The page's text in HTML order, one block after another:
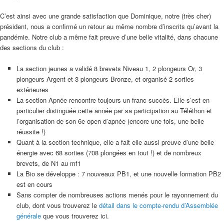
C’est ainsi avec une grande satisfaction que Dominique, notre (très cher)
président, nous a confirmé un retour au même nombre d’inscrits qu’avant la
pandémie. Notre club a même fait preuve d’une belle vitalité, dans chacune
des sections du club :
La section jeunes a validé 8 brevets Niveau 1, 2 plongeurs Or, 3
plongeurs Argent et 3 plongeurs Bronze, et organisé 2 sorties
extérieures
La section Apnée rencontre toujours un franc succès. Elle s’est en
particulier distinguée cette année par sa participation au Téléthon et
l’organisation de son 6e open d’apnée (encore une fois, une belle
réussite !)
Quant à la section technique, elle a fait elle aussi preuve d’une belle
énergie avec 68 sorties (708 plongées en tout !) et de nombreux
brevets, de N1 au mf1
La Bio se développe : 7 nouveaux PB1, et une nouvelle formation PB2
est en cours
Sans compter de nombreuses actions menés pour le rayonnement du
club, dont vous trouverez le détail dans le compte-rendu d’Assemblée
généraleque vous trouverez ici.